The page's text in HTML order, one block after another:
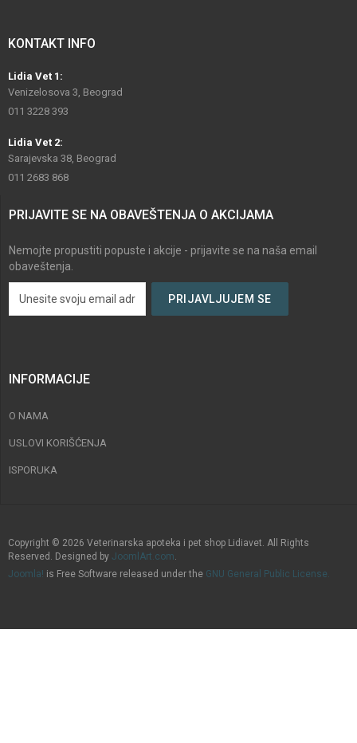
KONTAKT INFO
Lidia Vet 1:
Venizelosova 3, Beograd
011 3228 393
Lidia Vet 2:
Sarajevska 38, Beograd
011 2683 868
PRIJAVITE SE NA OBAVEŠTENJA O AKCIJAMA
Nemojte propustiti popuste i akcije - prijavite se na naša email
obaveštenja.
INFORMACIJE
O NAMA
USLOVI KORIŠĆENJA
ISPORUKA
Copyright © 2026 Veterinarska apoteka i pet shop Lidiavet. All Rights
Reserved. Designed by JoomlArt.com.
Joomla! is Free Software released under the GNU General Public License.